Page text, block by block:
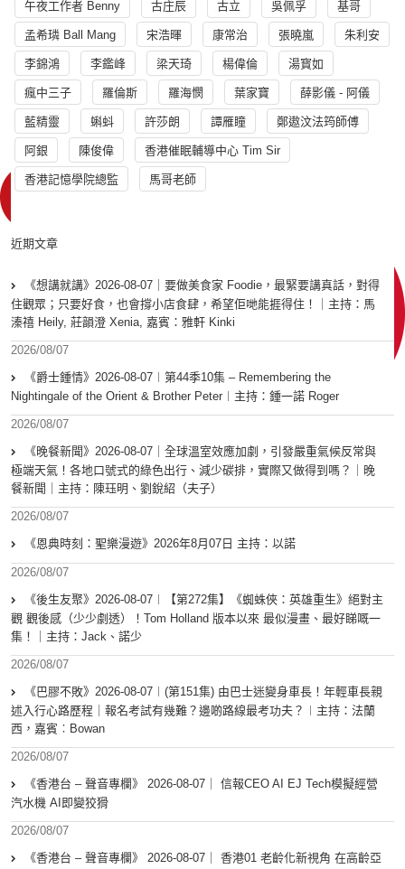
午夜工作者 Benny 古庄辰 古立 吳佩孚 基哥
孟希璘 Ball Mang 宋浩暉 康常治 張曉嵐 朱利安
李錦鴻 李鑑峰 梁天琦 楊偉倫 湯寳如
瘋中三子 羅倫斯 羅海憫 葉家寶 薛影儀 - 阿儀
藍精靈 蝌蚪 許莎朗 譚雁瞳 鄭遨汶法筠師傅
阿銀 陳俊偉 香港催眠輔導中心 Tim Sir
香港記憶學院總監 馬哥老師
近期文章
《想講就講》2026-08-07｜要做美食家 Foodie，最緊要講真話，對得
住觀眾；只要好食，也會撐小店食肆，希望佢哋能捱得住！｜主持：馬
溱禧 Heily, 莊韻澄 Xenia, 嘉賓：雅軒 Kinki
2026/08/07
《爵士鍾情》2026-08-07︱第44季10集 – Remembering the
Nightingale of the Orient & Brother Peter︱主持：鍾一諾 Roger
2026/08/07
《晚餐新聞》2026-08-07｜全球溫室效應加劇，引發嚴重氣候反常與
極端天氣！各地口號式的綠色出行、減少碳排，實際又做得到嗎？｜晚
餐新聞｜主持：陳珏明、劉銳紹（夫子）
2026/08/07
《恩典時刻：聖樂漫遊》2026年8月07日 主持：以諾
2026/08/07
《後生友聚》2026-08-07︱【第272集】《蜘蛛俠：英雄重生》絕對主
觀 觀後感（少少劇透）！Tom Holland 版本以來 最似漫畫、最好睇嘅一
集！｜主持：Jack、諾少
2026/08/07
《巴膠不敗》2026-08-07︱(第151集) 由巴士迷變身車長！年輕車長親
述入行心路歷程｜報名考試有幾難？邊啲路線最考功夫？︱主持：法蘭
西，嘉賓︰Bowan
2026/08/07
《香港台 – 聲音專欄》 2026-08-07｜ 信報CEO AI EJ Tech模擬經營
汽水機 AI即變狡猾
2026/08/07
《香港台 – 聲音專欄》 2026-08-07｜ 香港01 老齡化新視角 在高齡亞